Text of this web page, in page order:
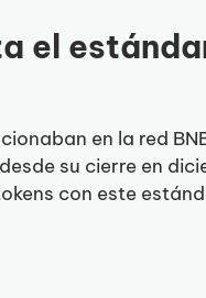
el
en la red
su cierre en
con este